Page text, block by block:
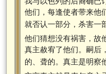
他们，每逢使者带来他
就否认一部分，杀害一
他们猜想没有祸害，故
真主赦宥了他们。嗣后
的、聋的。真主是明察